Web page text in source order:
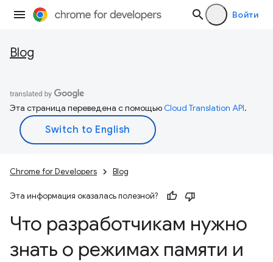
Войти
Blog
Эта страница переведена с помощьюCloud Translation API.
Chrome for Developers Blog
Эта информация оказалась полезной?
Что разработчикам нужно
знать о режимах памяти и